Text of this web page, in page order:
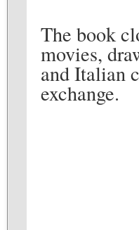
The book
movies,
and Italian